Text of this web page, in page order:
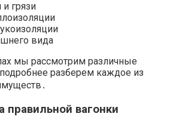
грязи
вида
мы рассмотрим различные
разберем каждое из
правильной вагонки